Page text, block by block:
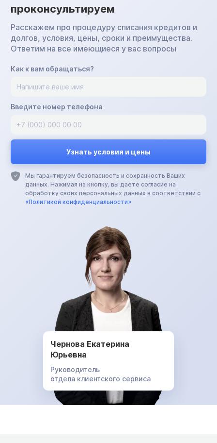
проконсультируем
Расскажем про процедуру списания кредитов и
долгов, условия, цены, сроки и преимущества.
Ответим на все имеющиеся у вас вопросы
Как к вам обращаться?
Введите номер телефона
Мы гарантируем безопасность и сохранность Ваших
данных. Нажимая на кнопку, вы даете согласие на
обработку своих персональных данных в соответствии с
«Политикой конфиденциальности»
Чернова Екатерина
Юрьевна
Руководитель
отдела клиентского сервиса